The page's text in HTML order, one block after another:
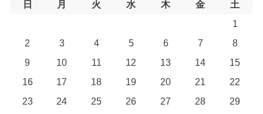
日 月 火 水 木 金
土
1
2
3 4 5 6 7
8
9
10 11 12 13 14
15
16
17 18 19 20 21
22
23
24 25 26 27 28
29